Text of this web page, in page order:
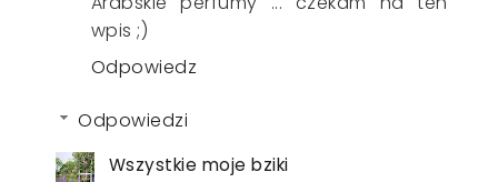
wpis ;)
Odpowiedz
Odpowiedzi
Wszystkie moje bziki